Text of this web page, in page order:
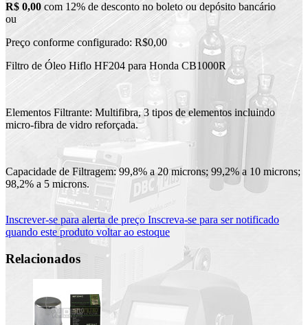
R$ 0,00 com 12% de desconto no boleto ou depósito bancário
ou
Preço conforme configurado: R$0,00
Filtro de Óleo Hiflo HF204 para Honda CB1000R
Elementos Filtrante: Multifibra, 3 tipos de elementos incluindo
micro-fibra de vidro reforçada.
Capacidade de Filtragem: 99,8% a 20 microns; 99,2% a 10 microns;
98,2% a 5 microns.
Inscrever-se para alerta de preço Inscreva-se para ser notificado
quando este produto voltar ao estoque
Relacionados